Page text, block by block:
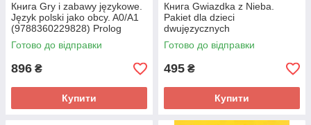
Книга Gry i zabawy językowe.
Język polski jako obcy. A0/A1
(9788360229828) Prolog
Готово до відправки
896 ₴
Купити
Книга Gwiazdka z Nieba.
Pakiet dla dzieci
dwujęzycznych
(9788360229781) Prolog
Готово до відправки
495 ₴
Купити